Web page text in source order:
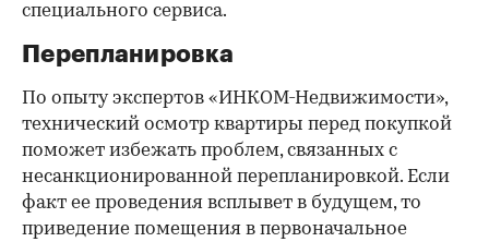
специального сервиса.
Перепланировка
По опыту экспертов «ИНКОМ-Недвижимости»,
технический осмотр квартиры перед покупкой
поможет избежать проблем, связанных с
несанкционированной перепланировкой. Если
факт ее проведения всплывет в будущем, то
приведение помещения в первоначальное